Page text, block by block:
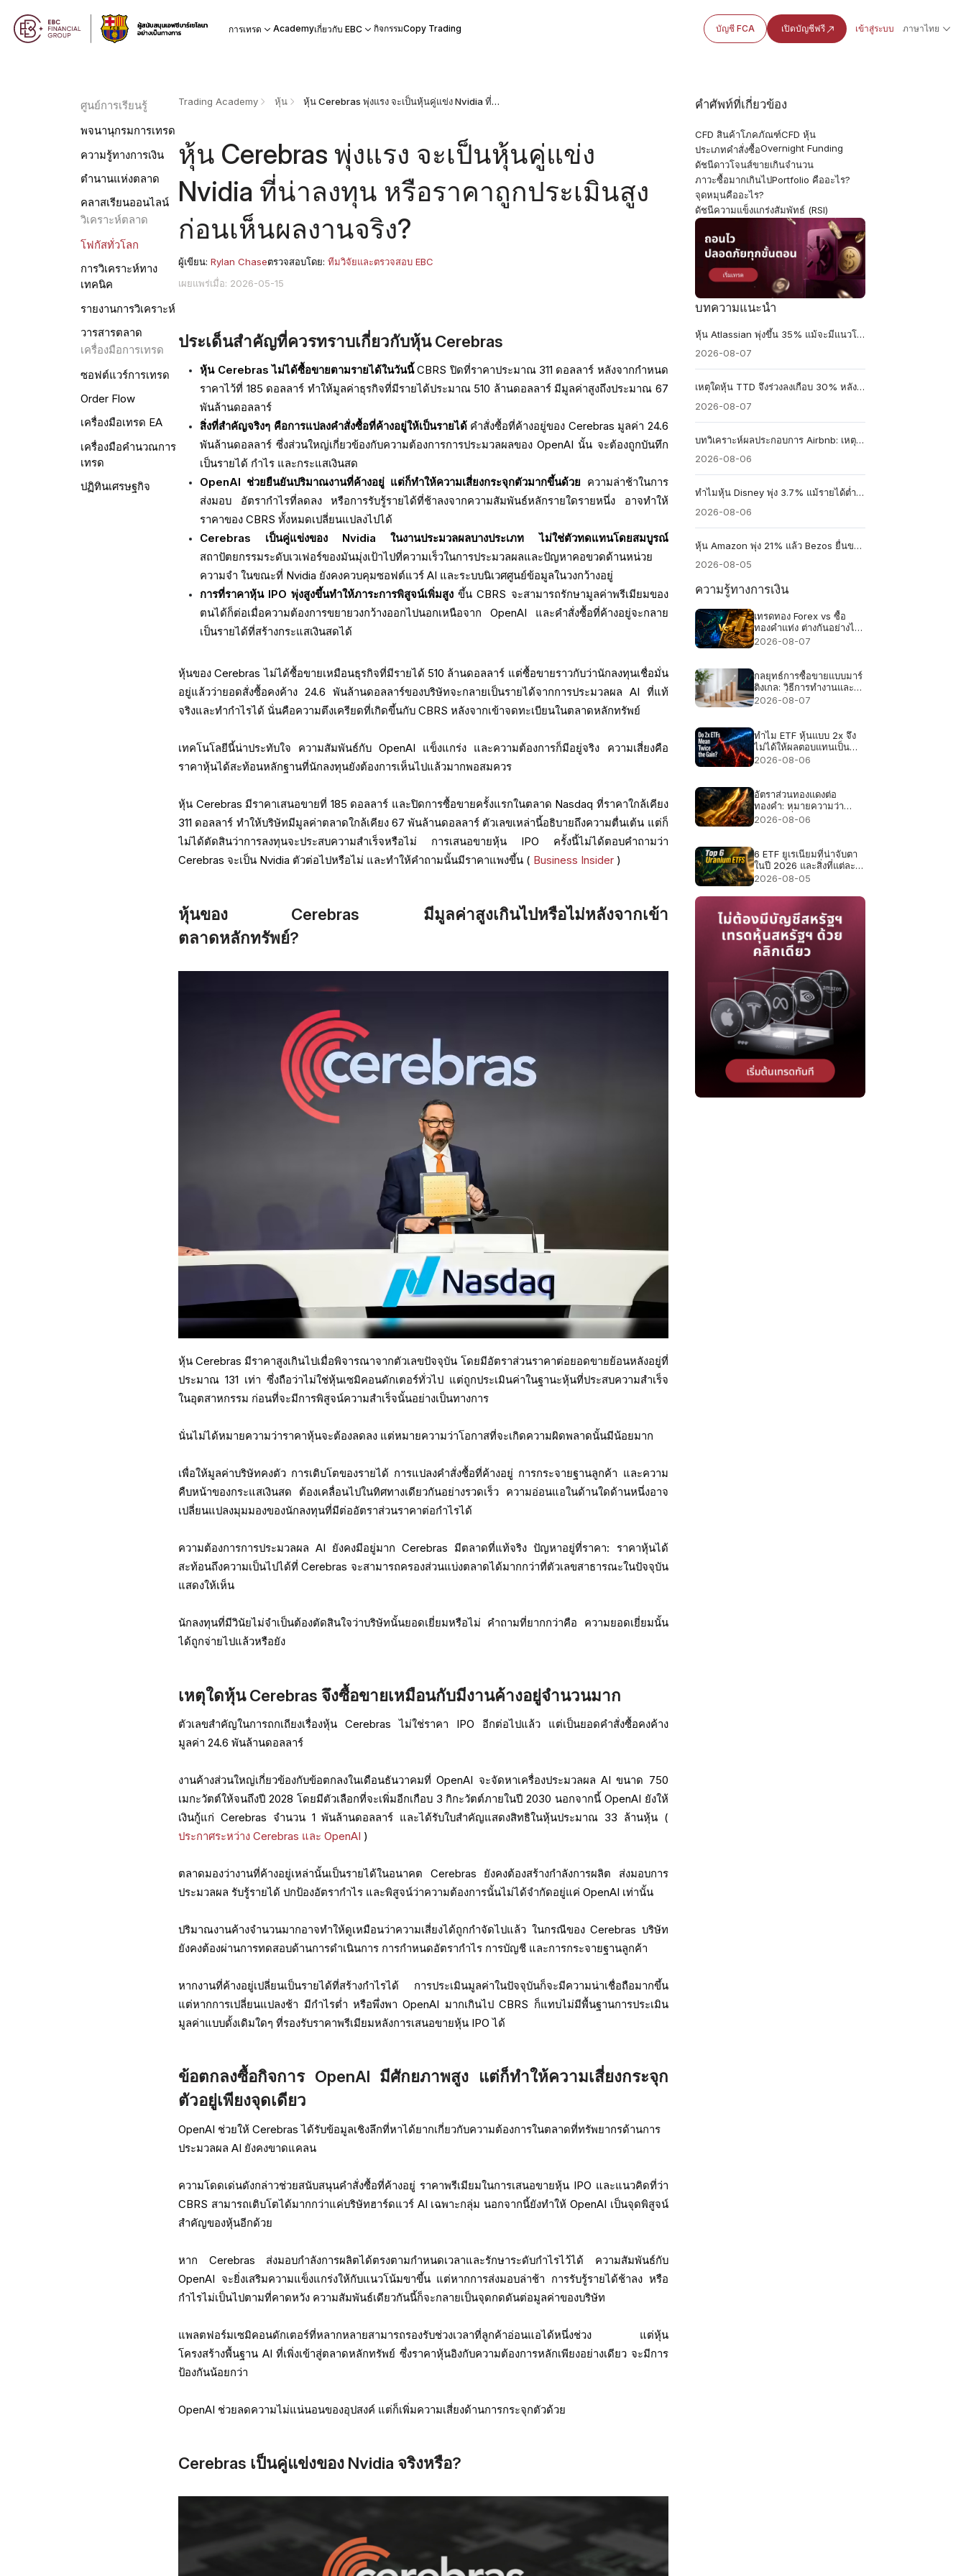
การเทรด Academyเกี่ยวกับ EBC กิจกรรมCopy Trading บัญชี FCA เปิดบัญชีฟรี เข้าสู่ระบบ ภาษาไทย
ศูนย์การเรียนรู้
พจนานุกรมการเทรด
ความรู้ทางการเงิน
ตำนานแห่งตลาด
คลาสเรียนออนไลน์
วิเคราะห์ตลาด
โฟกัสทั่วโลก
การวิเคราะห์ทาง
เทคนิค
รายงานการวิเคราะห์
วารสารตลาด
เครื่องมือการเทรด
ซอฟต์แวร์การเทรด
Order Flow
เครื่องมือเทรด EA
เครื่องมือคำนวณการ
เทรด
ปฏิทินเศรษฐกิจ
Trading Academy หุ้น หุ้น Cerebras พุ่งแรง จะเป็นหุ้นคู่แข่ง Nvidia ที่น่าลงทุน หรือราคาถูกประเมินสูงก่อนเห็นผลงานจริง?
หุ้น Cerebras พุ่งแรง จะเป็นหุ้นคู่แข่ง
Nvidia ที่น่าลงทุน หรือราคาถูกประเมินสูง
ก่อนเห็นผลงานจริง?
ผู้เขียน:Rylan Chaseตรวจสอบโดย:ทีมวิจัยและตรวจสอบ EBC
เผยแพร่เมื่อ: 2026-05-15
ประเด็นสำคัญที่ควรทราบเกี่ยวกับหุ้น Cerebras
หุ้น Cerebras ไม่ได้ซื้อขายตามรายได้ในวันนี้CBRS ปิดที่ราคาประมาณ 311 ดอลลาร์ หลังจากกำหนด
ราคาไว้ที่ 185 ดอลลาร์ ทำให้มูลค่าธุรกิจที่มีรายได้ประมาณ 510 ล้านดอลลาร์ มีมูลค่าสูงถึงประมาณ 67
พันล้านดอลลาร์
สิ่งที่สำคัญจริงๆ คือการแปลงคำสั่งซื้อที่ค้างอยู่ให้เป็นรายได้ คำสั่งซื้อที่ค้างอยู่ของ Cerebras มูลค่า 24.6
พันล้านดอลลาร์ ซึ่งส่วนใหญ่เกี่ยวข้องกับความต้องการการประมวลผลของ OpenAI นั้น จะต้องถูกบันทึก
เป็นรายได้ กำไร และกระแสเงินสด
OpenAI ช่วยยืนยันปริมาณงานที่ค้างอยู่ แต่ก็ทำให้ความเสี่ยงกระจุกตัวมากขึ้นด้วย
ความล่าช้าในการ
ส่งมอบ อัตรากำไรที่ลดลง หรือการรับรู้รายได้ที่ช้าลงจากความสัมพันธ์หลักรายใดรายหนึ่ง อาจทำให้
ราคาของ CBRS ทั้งหมดเปลี่ยนแปลงไปได้
Cerebras เป็นคู่แข่งของ Nvidia ในงานประมวลผลบางประเภท ไม่ใช่ตัวทดแทนโดยสมบูรณ์
สถาปัตยกรรมระดับเวเฟอร์ของมันมุ่งเป้าไปที่ความเร็วในการประมวลผลและปัญหาคอขวดด้านหน่วย
ความจำ ในขณะที่ Nvidia ยังคงควบคุมซอฟต์แวร์ AI และระบบนิเวศศูนย์ข้อมูลในวงกว้างอยู่
การที่ราคาหุ้น IPO พุ่งสูงขึ้นทำให้ภาระการพิสูจน์เพิ่มสูง ขึ้น CBRS จะสามารถรักษามูลค่าพรีเมียมของ
ตนได้ก็ต่อเมื่อความต้องการขยายวงกว้างออกไปนอกเหนือจาก OpenAI และคำสั่งซื้อที่ค้างอยู่จะกลาย
เป็นรายได้ที่สร้างกระแสเงินสดได้
หุ้นของ Cerebras ไม่ได้ซื้อขายเหมือนธุรกิจที่มีรายได้ 510 ล้านดอลลาร์ แต่ซื้อขายราวกับว่านักลงทุนเชื่อมั่น
อยู่แล้วว่ายอดสั่งซื้อคงค้าง 24.6 พันล้านดอลลาร์ของบริษัทจะกลายเป็นรายได้จากการประมวลผล AI ที่แท้
จริงและทำกำไรได้ นั่นคือความตึงเครียดที่เกิดขึ้นกับ CBRS หลังจากเข้าจดทะเบียนในตลาดหลักทรัพย์
เทคโนโลยีนี้น่าประทับใจ ความสัมพันธ์กับ OpenAI แข็งแกร่ง และความต้องการก็มีอยู่จริง ความเสี่ยงคือ
ราคาหุ้นได้สะท้อนหลักฐานที่นักลงทุนยังต้องการเห็นไปแล้วมากพอสมควร
หุ้น Cerebras มีราคาเสนอขายที่ 185 ดอลลาร์ และปิดการซื้อขายครั้งแรกในตลาด Nasdaq ที่ราคาใกล้เคียง
311 ดอลลาร์ ทำให้บริษัทมีมูลค่าตลาดใกล้เคียง 67 พันล้านดอลลาร์ ตัวเลขเหล่านี้อธิบายถึงความตื่นเต้น แต่ก็
ไม่ได้ตัดสินว่าการลงทุนจะประสบความสำเร็จหรือไม่ การเสนอขายหุ้น IPO ครั้งนี้ไม่ได้ตอบคำถามว่า
Cerebras จะเป็น Nvidia ตัวต่อไปหรือไม่ และทำให้คำถามนั้นมีราคาแพงขึ้น ( Business Insider )
หุ้นของ Cerebras มีมูลค่าสูงเกินไปหรือไม่หลังจากเข้า
ตลาดหลักทรัพย์?
หุ้น Cerebras มีราคาสูงเกินไปเมื่อพิจารณาจากตัวเลขปัจจุบัน โดยมีอัตราส่วนราคาต่อยอดขายย้อนหลังอยู่ที่
ประมาณ 131 เท่า ซึ่งถือว่าไม่ใช่หุ้นเซมิคอนดักเตอร์ทั่วไป แต่ถูกประเมินค่าในฐานะหุ้นที่ประสบความสำเร็จ
ในอุตสาหกรรม ก่อนที่จะมีการพิสูจน์ความสำเร็จนั้นอย่างเป็นทางการ
นั่นไม่ได้หมายความว่าราคาหุ้นจะต้องลดลง แต่หมายความว่าโอกาสที่จะเกิดความผิดพลาดนั้นมีน้อยมาก
เพื่อให้มูลค่าบริษัทคงตัว การเติบโตของรายได้ การแปลงคำสั่งซื้อที่ค้างอยู่ การกระจายฐานลูกค้า และความ
คืบหน้าของกระแสเงินสด ต้องเคลื่อนไปในทิศทางเดียวกันอย่างรวดเร็ว ความอ่อนแอในด้านใดด้านหนึ่งอาจ
เปลี่ยนแปลงมุมมองของนักลงทุนที่มีต่ออัตราส่วนราคาต่อกำไรได้
ความต้องการการประมวลผล AI ยังคงมีอยู่มาก Cerebras มีตลาดที่แท้จริง ปัญหาอยู่ที่ราคา: ราคาหุ้นได้
สะท้อนถึงความเป็นไปได้ที่ Cerebras จะสามารถครองส่วนแบ่งตลาดได้มากกว่าที่ตัวเลขสาธารณะในปัจจุบัน
แสดงให้เห็น
นักลงทุนที่มีวินัยไม่จำเป็นต้องตัดสินใจว่าบริษัทนั้นยอดเยี่ยมหรือไม่ คำถามที่ยากกว่าคือ ความยอดเยี่ยมนั้น
ได้ถูกจ่ายไปแล้วหรือยัง
เหตุใดหุ้น Cerebras จึงซื้อขายเหมือนกับมีงานค้างอยู่จำนวนมาก
ตัวเลขสำคัญในการถกเถียงเรื่องหุ้น Cerebras ไม่ใช่ราคา IPO อีกต่อไปแล้ว แต่เป็นยอดคำสั่งซื้อคงค้าง
มูลค่า 24.6 พันล้านดอลลาร์
งานค้างส่วนใหญ่เกี่ยวข้องกับข้อตกลงในเดือนธันวาคมที่ OpenAI จะจัดหาเครื่องประมวลผล AI ขนาด 750
เมกะวัตต์ให้จนถึงปี 2028 โดยมีตัวเลือกที่จะเพิ่มอีกเกือบ 3 กิกะวัตต์ภายในปี 2030 นอกจากนี้ OpenAI ยังให้
เงินกู้แก่ Cerebras จำนวน 1 พันล้านดอลลาร์ และได้รับใบสำคัญแสดงสิทธิในหุ้นประมาณ 33 ล้านหุ้น (
ประกาศระหว่าง Cerebras และ OpenAI )
ตลาดมองว่างานที่ค้างอยู่เหล่านั้นเป็นรายได้ในอนาคต Cerebras ยังคงต้องสร้างกำลังการผลิต ส่งมอบการ
ประมวลผล รับรู้รายได้ ปกป้องอัตรากำไร และพิสูจน์ว่าความต้องการนั้นไม่ได้จำกัดอยู่แค่ OpenAI เท่านั้น
ปริมาณงานค้างจำนวนมากอาจทำให้ดูเหมือนว่าความเสี่ยงได้ถูกกำจัดไปแล้ว ในกรณีของ Cerebras บริษัท
ยังคงต้องผ่านการทดสอบด้านการดำเนินการ การกำหนดอัตรากำไร การบัญชี และการกระจายฐานลูกค้า
หากงานที่ค้างอยู่เปลี่ยนเป็นรายได้ที่สร้างกำไรได้ การประเมินมูลค่าในปัจจุบันก็จะมีความน่าเชื่อถือมากขึ้น
แต่หากการเปลี่ยนแปลงช้า มีกำไรต่ำ หรือพึ่งพา OpenAI มากเกินไป CBRS ก็แทบไม่มีพื้นฐานการประเมิน
มูลค่าแบบดั้งเดิมใดๆ ที่รองรับราคาพรีเมียมหลังการเสนอขายหุ้น IPO ได้
ข้อตกลงซื้อกิจการ OpenAI มีศักยภาพสูง แต่ก็ทำให้ความเสี่ยงกระจุก
ตัวอยู่เพียงจุดเดียว
OpenAI ช่วยให้ Cerebras ได้รับข้อมูลเชิงลึกที่หาได้ยากเกี่ยวกับความต้องการในตลาดที่ทรัพยากรด้านการ
ประมวลผล AI ยังคงขาดแคลน
ความโดดเด่นดังกล่าวช่วยสนับสนุนคำสั่งซื้อที่ค้างอยู่ ราคาพรีเมียมในการเสนอขายหุ้น IPO และแนวคิดที่ว่า
CBRS สามารถเติบโตได้มากกว่าแค่บริษัทฮาร์ดแวร์ AI เฉพาะกลุ่ม นอกจากนี้ยังทำให้ OpenAI เป็นจุดพิสูจน์
สำคัญของหุ้นอีกด้วย
หาก Cerebras ส่งมอบกำลังการผลิตได้ตรงตามกำหนดเวลาและรักษาระดับกำไรไว้ได้ ความสัมพันธ์กับ
OpenAI จะยิ่งเสริมความแข็งแกร่งให้กับแนวโน้มขาขึ้น แต่หากการส่งมอบล่าช้า การรับรู้รายได้ช้าลง หรือ
กำไรไม่เป็นไปตามที่คาดหวัง ความสัมพันธ์เดียวกันนี้ก็จะกลายเป็นจุดกดดันต่อมูลค่าของบริษัท
แพลตฟอร์มเซมิคอนดักเตอร์ที่หลากหลายสามารถรองรับช่วงเวลาที่ลูกค้าอ่อนแอได้หนึ่งช่วง แต่หุ้น
โครงสร้างพื้นฐาน AI ที่เพิ่งเข้าสู่ตลาดหลักทรัพย์ ซึ่งราคาหุ้นอิงกับความต้องการหลักเพียงอย่างเดียว จะมีการ
ป้องกันน้อยกว่า
OpenAI ช่วยลดความไม่แน่นอนของอุปสงค์ แต่ก็เพิ่มความเสี่ยงด้านการกระจุกตัวด้วย
Cerebras เป็นคู่แข่งของ Nvidia จริงหรือ?
คำศัพท์ที่เกี่ยวข้อง
CFD สินค้าโภคภัณฑ์CFD หุ้น
ประเภทคำสั่งซื้อOvernight Funding
ดัชนีดาวโจนส์ขายเกินจำนวน
ภาวะซื้อมากเกินไปPortfolio คืออะไร?
จุดหมุนคืออะไร?
ดัชนีความแข็งแกร่งสัมพัทธ์ (RSI)
บทความแนะนำ
หุ้น Atlassian พุ่งขึ้น 35% แม้จะมีแนวโน้มการเติบโตเพียง 13%
2026-08-07
เหตุใดหุ้น TTD จึงร่วงลงเกือบ 30% หลังจากการคาดการณ์รายได้ 650 ล้านดอลลาร์
2026-08-07
บทวิเคราะห์ผลประกอบการ Airbnb: เหตุใดราคาหุ้น Airbnb อาจร่วงลงได้แม้รายได้จะเติบโต 16%
2026-08-06
ทำไมหุ้น Disney พุ่ง 3.7% แม้รายได้ต่ำกว่าคาด
2026-08-06
หุ้น Amazon พุ่ง 21% แล้ว Bezos ยื่นขายสูงสุด 4.1 พันล้านดอลลาร์ นี่คือสัญญาณเตือนหรือไม่?
2026-08-05
ความรู้ทางการเงิน
เทรดทอง Forex vs ซื้อ
ทองคำแท่ง ต่างกันอย่างไร
แบบไหนเหมาะกับคุณ
2026-08-07
กลยุทธ์การซื้อขายแบบมาร์
ติงเกล: วิธีการทำงานและ
เหตุผลที่ล้มเหลว
2026-08-07
ทำไม ETF หุ้นแบบ 2x จึง
ไม่ได้ให้ผลตอบแทนเป็น
สองเท่าเสมอไป
2026-08-06
อัตราส่วนทองแดงต่อ
ทองคำ: หมายความว่า
อย่างไรเมื่อทองแดงและ
2026-08-06
6 ETF ยูเรเนียมที่น่าจับตา
ในปี 2026 และสิ่งที่แต่ละ
กองทุนถือครองจริง
2026-08-05